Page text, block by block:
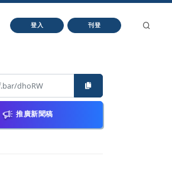
登入 刊登
推廣新聞稿